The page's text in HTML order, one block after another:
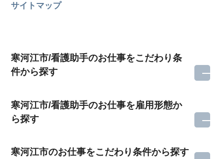
サイトマップ
寒河江市/看護助手のお仕事をこだわり条
件から探す
寒河江市/看護助手のお仕事を雇用形態か
ら探す
寒河江市のお仕事をこだわり条件から探す